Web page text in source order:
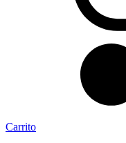
Carrito